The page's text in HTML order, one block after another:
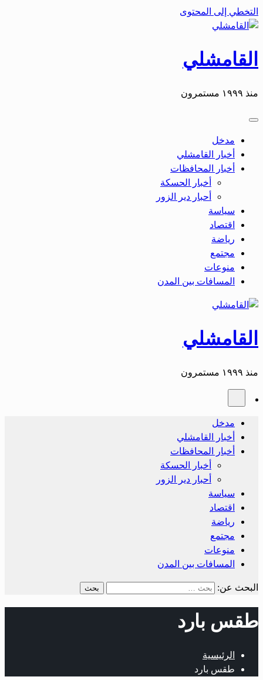
التخطي إلى المحتوى
القامشلي
منذ ١٩٩٩ مستمرون
مدخل
أخبار القامشلي
أخبار المحافظات
أخبار الحسكة
أحبار دير الزور
سياسة
اقتصاد
رياضة
مجتمع
منوعات
المسافات بين المدن
القامشلي
منذ ١٩٩٩ مستمرون
مدخل
أخبار القامشلي
أخبار المحافظات
أخبار الحسكة
أحبار دير الزور
سياسة
اقتصاد
رياضة
مجتمع
منوعات
المسافات بين المدن
البحث عن:
طقس بارد
الرئيسية
طقس بارد